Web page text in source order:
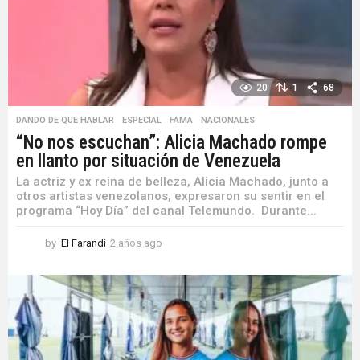
20 1 68
DANDO DE QUE HABLAR ,ESPECIAL ,FAMA ,NACIONALES
“No nos escuchan”: Alicia Machado rompe
en llanto por situación de Venezuela
La actriz y ex reina de belleza, Alicia Machado, junto a
otros artistas venezolanos, expresaron su sentir en el
programa “Hoy Día” del canal Telemundo. Durante...
by El Farandi 2 años ago
ñ
o
s
a
g
o